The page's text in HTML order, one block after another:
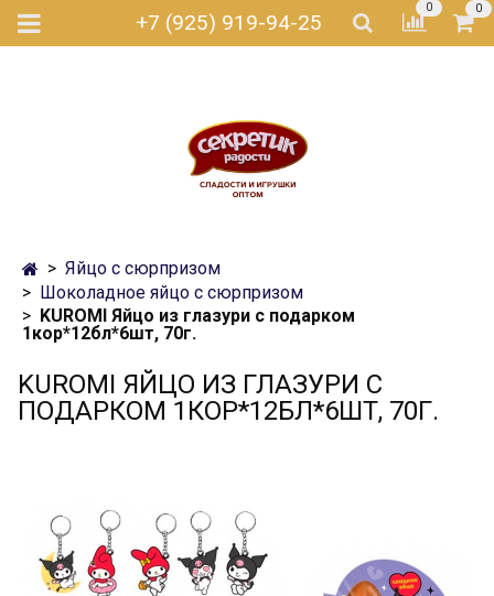
+7 (925) 919-94-25
0 0
Яйцо с сюрпризом
Шоколадное яйцо с сюрпризом
KUROMI Яйцо из глазури с подарком
1кор*12бл*6шт, 70г.
KUROMI ЯЙЦО ИЗ ГЛАЗУРИ С
ПОДАРКОМ 1КОР*12БЛ*6ШТ, 70Г.